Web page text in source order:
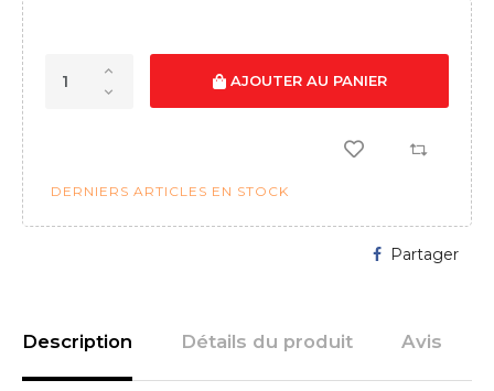
AJOUTER AU PANIER
DERNIERS ARTICLES EN STOCK
Partager
Description Détails du produit Avis